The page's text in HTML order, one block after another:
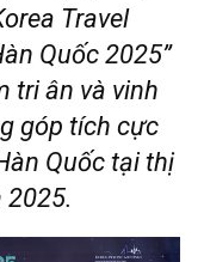
Travel
Quốc 2025”
tri ân và vinh
góp tích cực
Quốc tại thị